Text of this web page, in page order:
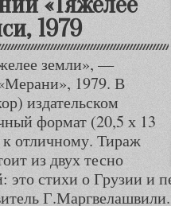
1979
земли», —
1979. В
издательском
формат (20,5 х 13
отличному. Тираж
из двух тесно
это стихи о Грузии и